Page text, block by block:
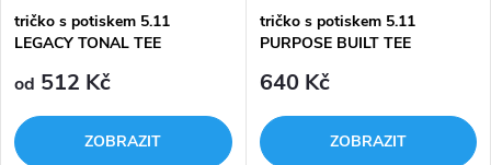
tričko s potiskem 5.11
LEGACY TONAL TEE
od 512 Kč
ZOBRAZIT
tričko s potiskem 5.11
PURPOSE BUILT TEE
640 Kč
ZOBRAZIT